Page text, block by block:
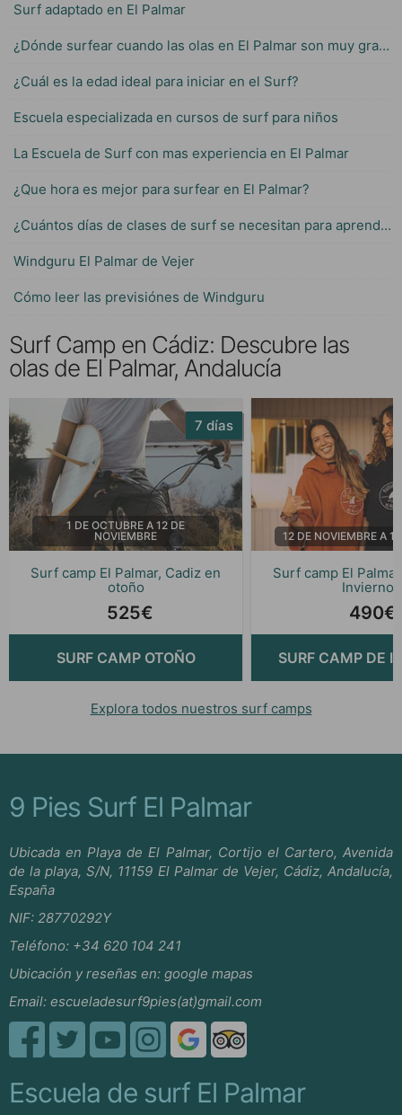
Surf adaptado en El Palmar
¿Dónde surfear cuando las olas en El Palmar son muy grandes?
¿Cuál es la edad ideal para iniciar en el Surf?
Escuela especializada en cursos de surf para niños
La Escuela de Surf con mas experiencia en El Palmar
¿Que hora es mejor para surfear en El Palmar?
¿Cuántos días de clases de surf se necesitan para aprender?
Windguru El Palmar de Vejer
Cómo leer las previsiónes de Windguru
Surf Camp en Cádiz: Descubre las
olas de El Palmar, Andalucía
Surf camp El Palmar, Cadiz en
otoño
7 días
1 DE OCTUBRE A 12 DE
NOVIEMBRE
525€
SURF CAMP OTOÑO
Surf camp El
Invierno
12 DE NOVIEMBRE A 1
490€
SURF CAMP DE
Explora todos nuestros surf camps
Escuela de surf El Palmar
9 Pies Surf El Palmar
Ubicada en Playa de El Palmar, Cortijo el Cartero, Avenida
de la playa, S/N, 11159 El Palmar de Vejer, Cádiz, Andalucía,
España
NIF: 28770292Y
Teléfono: +34 620 104 241
Ubicación y reseñas en: google mapas
Email: escueladesurf9pies(at)gmail.com